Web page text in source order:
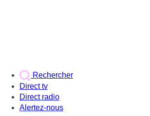
Rechercher
Direct tv
Direct radio
Alertez-nous